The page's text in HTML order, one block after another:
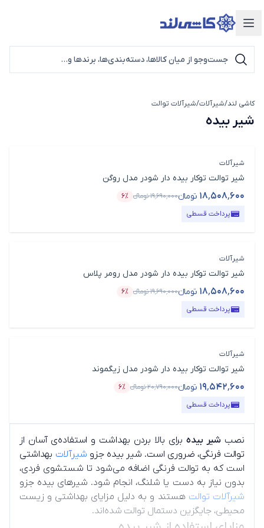
دسته‌بندی محصولات
کاشی لند/شیرآلات/شیرآلات توالت
شیر بیده
شیرآلات
شیر توالت توکار بیده دار شودر مدل روگن
۱۸٬۵۰۸٬۶۰۰ تومانء۱۹٬۶۹۰٬۰۰۰تومانء
قیمت محصول
۶٪
درصد تخفیف
پرداخت قسطی
شیرآلات
شیر توالت توکار بیده دار شودر مدل رومر پلاس
۱۸٬۵۰۸٬۶۰۰ تومانء۱۹٬۶۹۰٬۰۰۰تومانء
قیمت محصول
۶٪
درصد تخفیف
پرداخت قسطی
شیرآلات
شیر توالت توکار بیده دار شودر مدل زیگموند
۱۹٬۵۴۲٬۶۰۰ تومانء۲۰٬۷۹۰٬۰۰۰تومانء
قیمت محصول
۶٪
درصد تخفیف
پرداخت قسطی
نصب شیر بیدهبرای بالا بردن بهداشت و استفاده‌ی آسان از
توالت فرنگی، ضروری است. شیر بیده جزو شیرآلات بهداشتی
است که به توالت فرنگی اضافه می‌شود تا شستشوی فردی،
بدون نیاز به دست یا شلنگ، انجام شود. شیرهای بیده جزو
شیرآلات توالت هستند و به دلیل مزایای بهداشتی و زیست
محیطی، جایگزین دستمال توالت شده‌اند.